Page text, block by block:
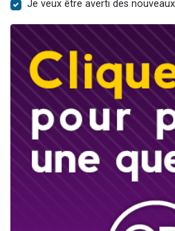
Je veux être averti des